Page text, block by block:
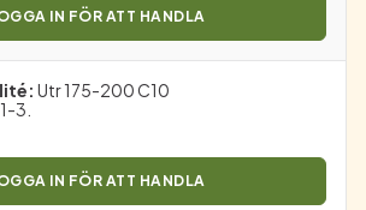
IN FÖR ATT HANDLA
: Utr 175-200 C10
3.
IN FÖR ATT HANDLA